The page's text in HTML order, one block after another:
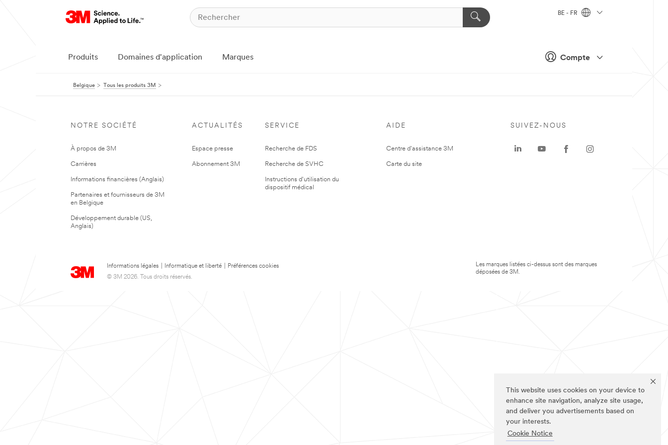
This website uses cookies on your device to
enhance site navigation, analyze site usage,
and deliver you advertisements based on
your interests.
Cookie Notice
Compte
BE - FR
Produits Domaines d'application Marques
Belgique Tous les produits 3M
NOTRE SOCIÉTÉ
À propos de 3M
Carrières
Informations financières (Anglais)
Partenaires et fournisseurs de 3M
en Belgique
Développement durable (US,
Anglais)
ACTUALITÉS
Espace presse
Abonnement 3M
SERVICE
Recherche de FDS
Recherche de SVHC
Instructions d'utilisation du
dispositif médical
AIDE
Centre d'assistance 3M
Carte du site
Informations légales Informatique et liberté
Préférences cookies
© 3M 2026. Tous droits réservés.
SUIVEZ-NOUS
Les marques listées ci-dessus sont des marques
déposées de 3M.